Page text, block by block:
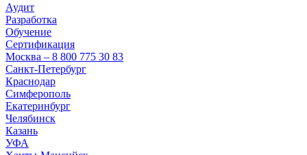
Аудит
Разработка
Обучение
Сертификация
Москва – 8 800 775 30 83
Санкт-Петербург
Краснодар
Симферополь
Екатеринбург
Челябинск
Казань
УФА